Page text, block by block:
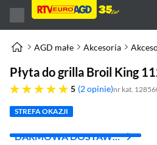
AGD małe Akcesoria
Płyta do grilla Broil King
5
pięć gwiazdek 2 opinie nr kat.
STREFA OKAZJI
DARMOWA DOSTAWA